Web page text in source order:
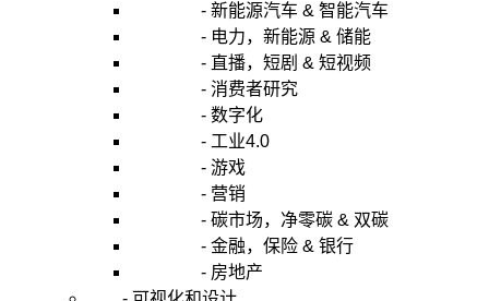
- 新能源汽车 & 智能汽车
- 电力，新能源 & 储能
- 直播，短剧 & 短视频
- 消费者研究
- 数字化
- 工业4.0
- 游戏
- 营销
- 碳市场，净零碳 & 双碳
- 金融，保险 & 银行
- 房地产